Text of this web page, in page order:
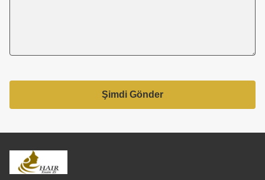
Şimdi Gönder